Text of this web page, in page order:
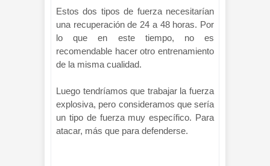
Estos dos tipos de fuerza necesitarían
una recuperación de 24 a 48 horas. Por
lo que en este tiempo, no es
recomendable hacer otro entrenamiento
de la misma cualidad.
Luego tendríamos que trabajar la fuerza
explosiva, pero consideramos que sería
un tipo de fuerza muy específico. Para
atacar, más que para defenderse.